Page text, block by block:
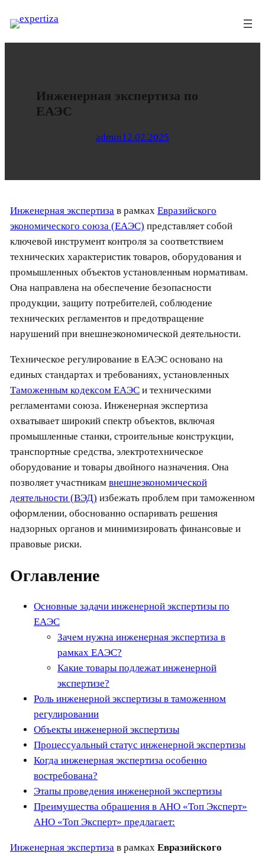
содержимому
Инженерная экспертиза по
ЕАЭС
admin12.02.2025
Инженерная экспертизав рамках Евразийского
экономического союза (ЕАЭС) представляет собой
ключевой инструмент контроля за соответствием
технических характеристик товаров, оборудования и
промышленных объектов установленным нормативам.
Она направлена на обеспечение безопасности
продукции, защиту потребителей, соблюдение
технических регламентов и предотвращение
нарушений при внешнеэкономической деятельности.
Техническое регулирование в ЕАЭС основано на
единых стандартах и требованиях, установленных
Таможенным кодексом ЕАЭСи техническими
регламентами союза. Инженерная экспертиза
охватывает широкий спектр объектов, включая
промышленные станки, строительные конструкции,
транспортные средства, электротехническое
оборудование и товары двойного назначения. Она
позволяет участникам внешнеэкономической
деятельности (ВЭД) избежать проблем при таможенном
оформлении, обоснованно оспаривать решения
надзорных органов и минимизировать финансовые и
правовые риски.
Оглавление
Основные задачи инженерной экспертизы по
ЕАЭС
Зачем нужна инженерная экспертиза в
рамках ЕАЭС?
Какие товары подлежат инженерной
экспертизе?
Роль инженерной экспертизы в таможенном
регулировании
Объекты инженерной экспертизы
Процессуальный статус инженерной экспертизы
Когда инженерная экспертиза особенно
востребована?
Этапы проведения инженерной экспертизы
Преимущества обращения в АНО «Топ Эксперт»
АНО «Топ Эксперт» предлагает:
Инженерная экспертиза в рамках Евразийского